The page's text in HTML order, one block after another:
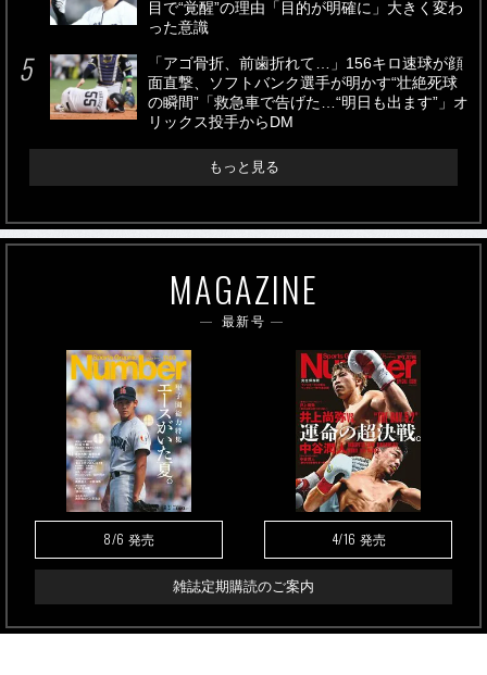
目で“覚醒”の理由「目的が明確に」大きく変わ
った意識
「アゴ骨折、前歯折れて…」156キロ速球が顔
面直撃、ソフトバンク選手が明かす“壮絶死球
の瞬間”「救急車で告げた…“明日も出ます”」オ
リックス投手からDM
もっと見る
MAGAZINE
最新号
8/6 発売 4/16 発売
雑誌定期購読のご案内